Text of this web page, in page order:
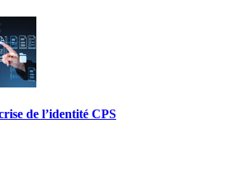
de l’identité CPS